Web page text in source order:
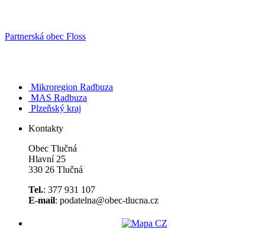
Partnerská obec Floss
Mikroregion Radbuza
MAS Radbuza
Plzeňský kraj
Kontakty
Obec Tlučná
Hlavní 25
330 26 Tlučná
Tel.: 377 931 107
E-mail: podatelna@obec-tlucna.cz